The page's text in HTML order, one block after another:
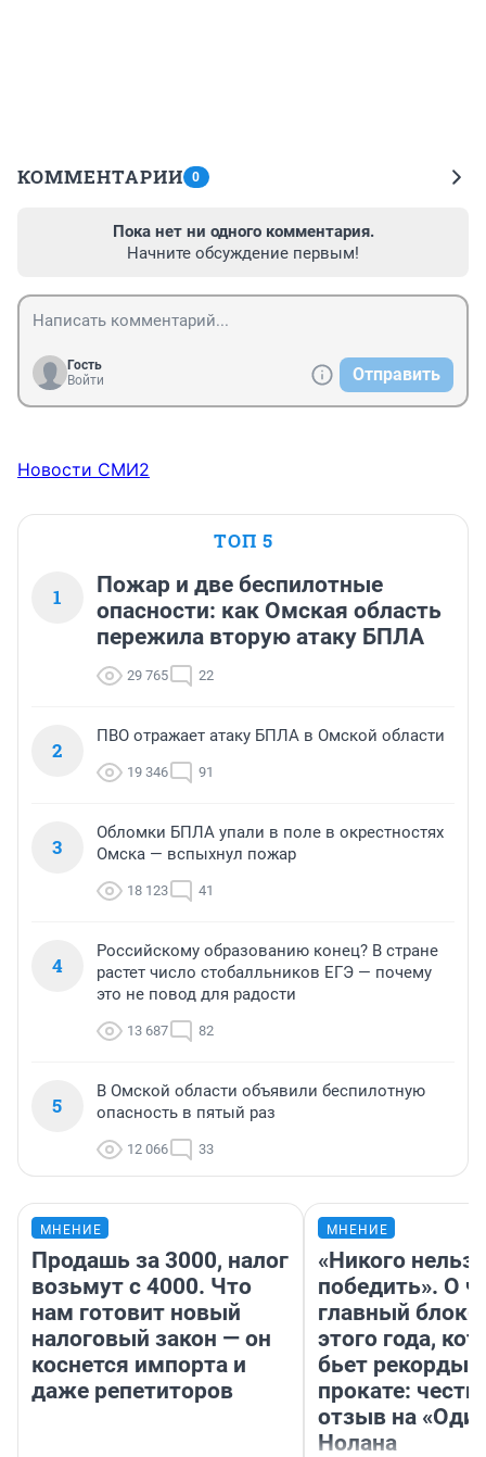
КОММЕНТАРИИ 0
Пока нет ни одного комментария.
Начните обсуждение первым!
Гость
Войти
Отправить
Новости СМИ2
ТОП 5
1
Пожар и две беспилотные
опасности: как Омская область
пережила вторую атаку БПЛА
29 765 22
2
ПВО отражает атаку БПЛА в Омской области
19 346 91
3
Обломки БПЛА упали в поле в окрестностях
Омска — вспыхнул пожар
18 123 41
4
Российскому образованию конец? В стране
растет число стобалльников ЕГЭ — почему
это не повод для радости
13 687 82
5
В Омской области объявили беспилотную
опасность в пятый раз
12 066 33
МНЕНИЕ
Продашь за 3000, налог
возьмут с 4000. Что
нам готовит новый
налоговый закон — он
коснется импорта и
даже репетиторов
МНЕНИЕ
«Никого нельзя
победить». О
главный
этого года,
бьет рекорды в
прокате:
отзыв на
Нолана